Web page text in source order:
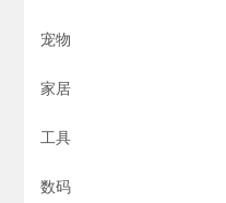
宠物
家居
工具
数码